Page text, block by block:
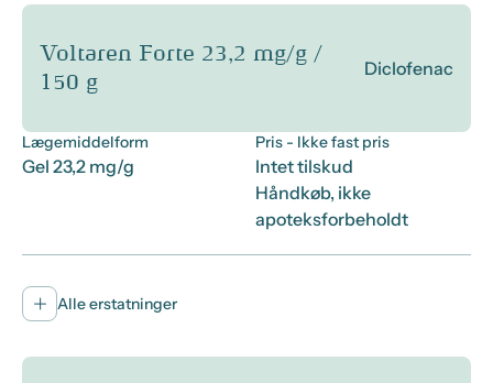
Voltaren Forte 23,2 mg/g /
150 g
Diclofenac
Lægemiddelform
Gel 23,2 mg/g
Pris - Ikke fast pris
Intet tilskud
Håndkøb, ikke
apoteksforbeholdt
Alle erstatninger